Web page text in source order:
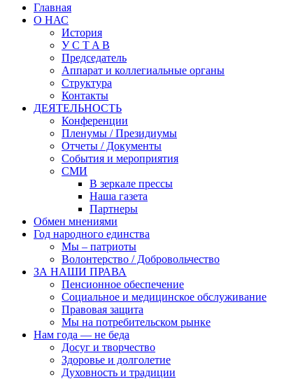
Главная
О НАС
История
У С T A B
Председатель
Аппарат и коллегиальные органы
Структура
Контакты
ДЕЯТЕЛЬНОСТЬ
Конференции
Пленумы / Президиумы
Отчеты / Документы
События и мероприятия
СМИ
В зеркале прессы
Наша газета
Партнеры
Обмен мнениями
Год народного единства
Мы – патриоты
Волонтерство / Добровольчество
ЗА НАШИ ПРАВА
Пенсионное обеспечение
Социальное и медицинское обслуживание
Правовая защита
Мы на потребительском рынке
Нам года — не беда
Досуг и творчество
Здоровье и долголетие
Духовность и традиции